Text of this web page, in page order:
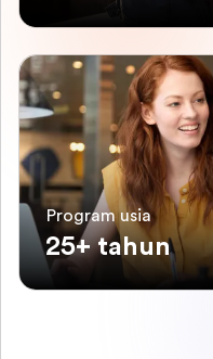
Program usia
25+ tahun